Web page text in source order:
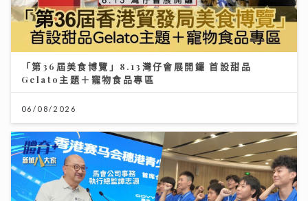
「第36屆美食博覽」8.13灣仔會展開鑼 首設甜品
Gelato主題＋寵物食品專區
06/08/2026